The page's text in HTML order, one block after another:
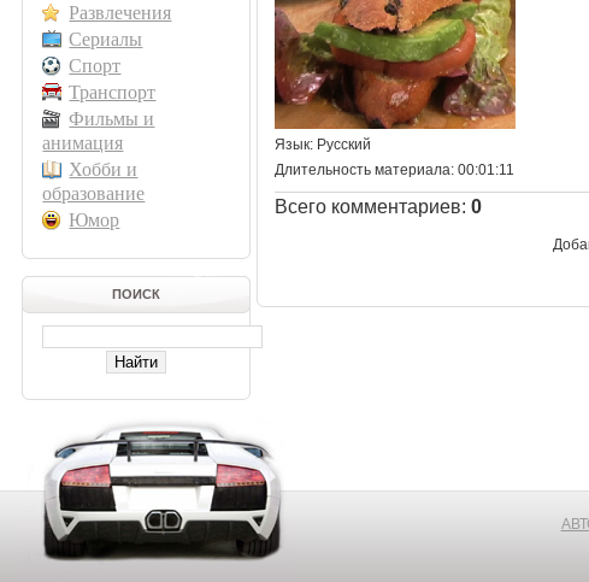
Развлечения
Сериалы
Спорт
Транспорт
Фильмы и
анимация
Хобби и
образование
Юмор
ПОИСК
Язык: Русский
Длительность материала: 00:01:11
Всего комментариев:0